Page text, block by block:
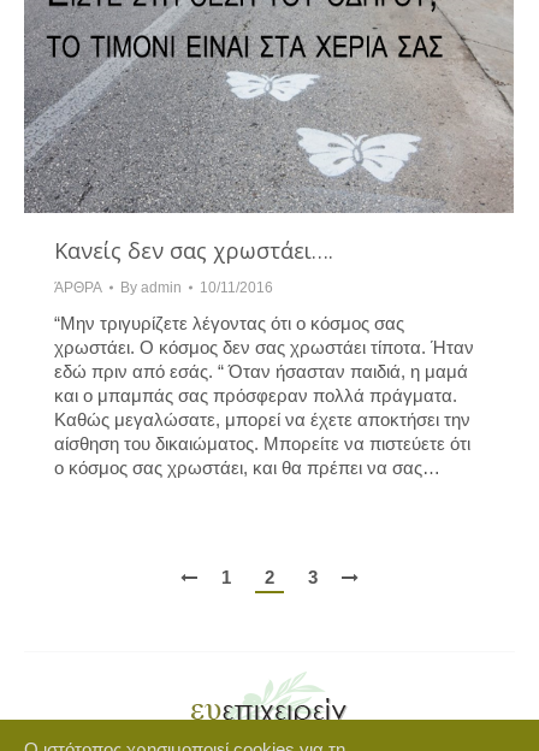
Κανείς δεν σας χρωστάει….
ΆΡΘΡΑ By admin 10/11/2016
“Μην τριγυρίζετε λέγοντας ότι ο κόσμος σας
χρωστάει. Ο κόσμος δεν σας χρωστάει τίποτα. Ήταν
εδώ πριν από εσάς. “ Όταν ήσασταν παιδιά, η μαμά
και ο μπαμπάς σας πρόσφεραν πολλά πράγματα.
Καθώς μεγαλώσατε, μπορεί να έχετε αποκτήσει την
αίσθηση του δικαιώματος. Μπορείτε να πιστεύετε ότι
ο κόσμος σας χρωστάει, και θα πρέπει να σας…
1 2 3